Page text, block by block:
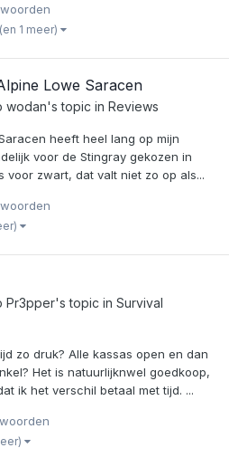
(en 1 meer)
Lowe Saracen
wodan's topic in Reviews
heeft heel lang op mijn
voor de Stingray gekozen in
voor zwart, dat valt niet zo op als...
Pr3pper's topic in Survival
zo druk? Alle kassas open en dan
Het is natuurlijknwel goedkoop,
ik het verschil betaal met tijd. ...